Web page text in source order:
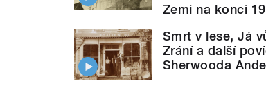
Zemi na konci
Smrt v lese, Já
Zrání a další
Sherwooda